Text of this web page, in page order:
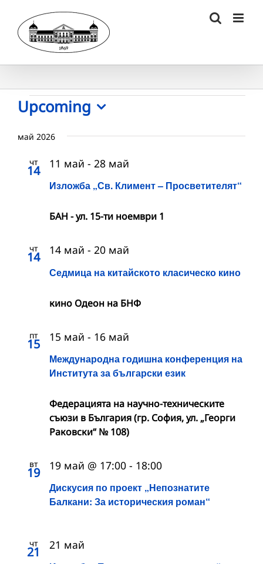
content
Събития
Upcoming
date.
май 2026
чт
14
Изложба „Св. Климент – Просветителят“
11 май - 28 май
БАН - ул. 15-ти ноември 1
чт
14
Седмица на китайското класическо кино
14 май - 20 май
кино Одеон на БНФ
пт
15
Международна годишна конференция на
Института за български език
15 май - 16 май
Федерацията на научно-техническите
съюзи в България (гр. София, ул. „Георги
Раковски“ № 108)
вт
19
Дискусия по проект „Непознатите
Балкани: За историческия роман“
19 май @ 17:00 - 18:00
чт
21 21 май